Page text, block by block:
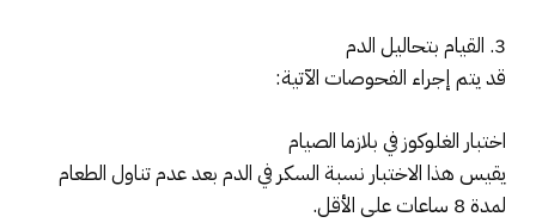
3. القيام بتحاليل الدم
قد يتم إجراء الفحوصات الآتية:
اختبار الغلوكوز في بلازما الصيام
يقيس هذا الاختبار نسبة السكر في الدم بعد عدم تناول الطعام
لمدة 8 ساعات على الأقل.